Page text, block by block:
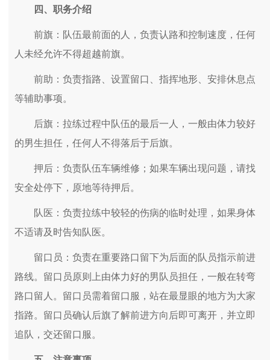
四、职务介绍
前旗：队伍最前面的人，负责认路和控制速度，任何
人未经允许不得超越前旗。
前助：负责指路、设置留口、指挥地形、安排休息点
等辅助事项。
后旗：拉练过程中队伍的最后一人，一般由体力较好
的男生担任，任何人不得落后于后旗。
押后：负责队伍车辆维修；如果车辆出现问题，请找
安全处停下，原地等待押后。
队医：负责拉练中较轻的伤病的临时处理，如果身体
不适请及时告知队医。
留口员：负责在重要路口留下为后面的队员指示前进
路线。留口员原则上由体力好的男队员担任，一般在转弯
路口留人。留口员需着留口服，站在最显眼的地方为大家
指路。留口员确认后旗了解前进方向后即可离开，并立即
追队，交还留口服。